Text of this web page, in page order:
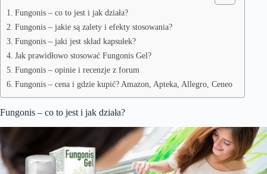
Fungonis – co to jest i jak działa?
Fungonis – jakie są zalety i efekty stosowania?
Fungonis – jaki jest skład kapsułek?
Jak prawidłowo stosować Fungonis Gel?
Fungonis – opinie i recenzje z forum
Fungonis – cena i gdzie kupić? Amazon, Apteka, Allegro, Ceneo
Fungonis – co to jest i jak działa?